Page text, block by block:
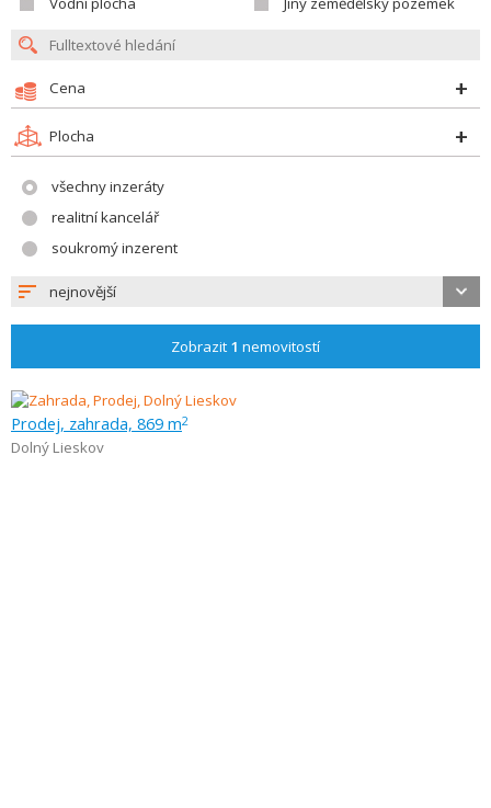
Cena
Plocha
všechny inzeráty
realitní kancelář
soukromý inzerent
nejnovější
Zobrazit 1 nemovitostí
Prodej, zahrada, 869 m2
Dolný Lieskov